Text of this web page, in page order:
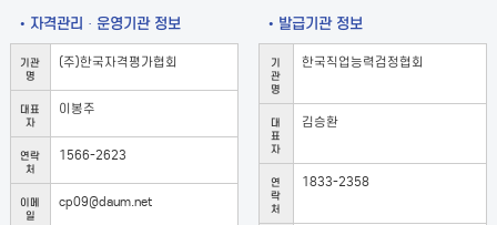
• 자격관리 · 운영기관 정보
기관
명
(주)한국자격평가협회
대표
자
이봉주
연락
처
1566-2623
이메
일
cp09@daum.net
• 발급기관 정보
기
관
명
한국직업능력검정협회
대
표
자
김승환
연
락
처
1833-2358